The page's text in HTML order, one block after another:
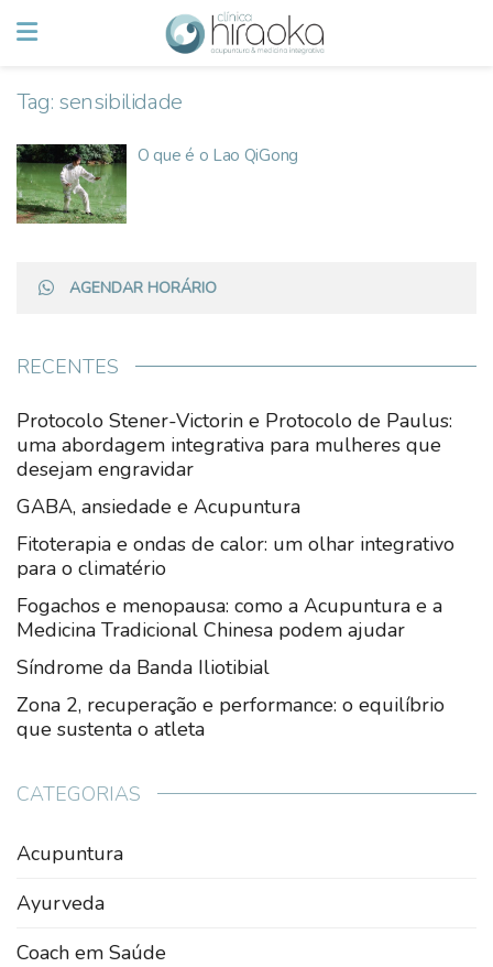
Tag: sensibilidade
O que é o Lao QiGong
AGENDAR HORÁRIO
RECENTES
Protocolo Stener-Victorin e Protocolo de Paulus:
uma abordagem integrativa para mulheres que
desejam engravidar
GABA, ansiedade e Acupuntura
Fitoterapia e ondas de calor: um olhar integrativo
para o climatério
Fogachos e menopausa: como a Acupuntura e a
Medicina Tradicional Chinesa podem ajudar
Síndrome da Banda Iliotibial
Zona 2, recuperação e performance: o equilíbrio
que sustenta o atleta
CATEGORIAS
Acupuntura
Ayurveda
Coach em Saúde